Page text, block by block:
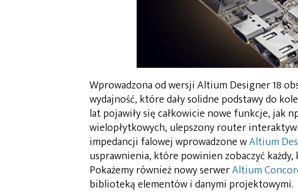
Wprowadzona od wersji Altium Designer 18
wydajność, które dały solidne podstawy do
lat pojawiły się całkowicie nowe funkcje, jak
wielopłytkowych, ulepszony router
impedancji falowej wprowadzone wAltium
usprawnienia, które powinien zobaczyć
Pokażemy również nowy serwerAltium
biblioteką elementów i danymi projektowymi.